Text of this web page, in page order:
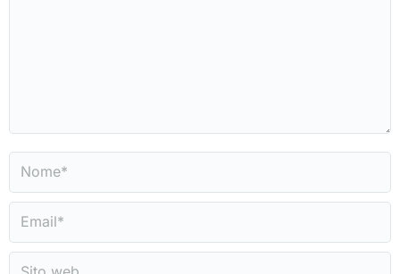
Nome *
Email *
Sito web